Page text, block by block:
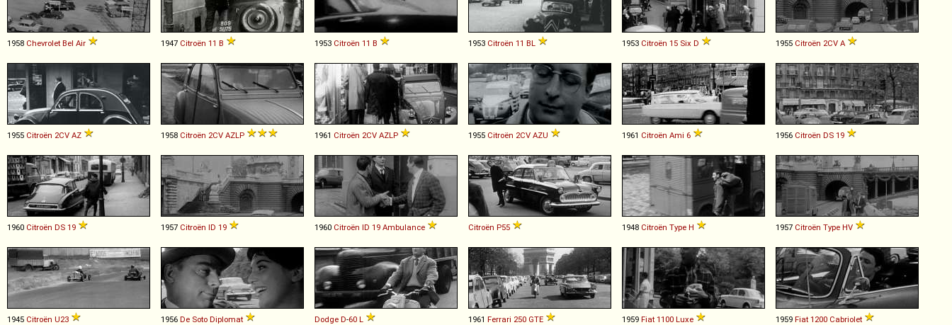
1958 Chevrolet Bel Air 1947 Citroën 11 B 1953 Citroën 11 B 1953 Citroën 11 BL 1953 Citroën 15 Six D 1955 Citroën 2CV A
1955 Citroën 2CV AZ 1958 Citroën 2CV AZLP 1961 Citroën 2CV AZLP 1955 Citroën 2CV AZU 1961 Citroën Ami 6 1956 Citroën DS 19
1960 Citroën DS 19 1957 Citroën ID 19 1960 Citroën ID 19 Ambulance Citroën P55 1948 Citroën Type H 1957 Citroën Type HV
1945 Citroën U23 1956 De Soto Diplomat Dodge D-60 L 1961 Ferrari 250 GTE 1959 Fiat 1100 Luxe 1959 Fiat 1200 Cabriolet